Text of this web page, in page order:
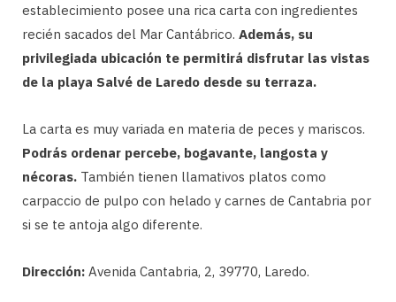
establecimiento posee una rica carta con ingredientes
recién sacados del Mar Cantábrico. Además, su
privilegiada ubicación te permitirá disfrutar las vistas
de la playa Salvé de Laredo desde su terraza.
La carta es muy variada en materia de peces y mariscos.
Podrás ordenar percebe, bogavante, langosta y
nécoras. También tienen llamativos platos como
carpaccio de pulpo con helado y carnes de Cantabria por
si se te antoja algo diferente.
Dirección: Avenida Cantabria, 2, 39770, Laredo.